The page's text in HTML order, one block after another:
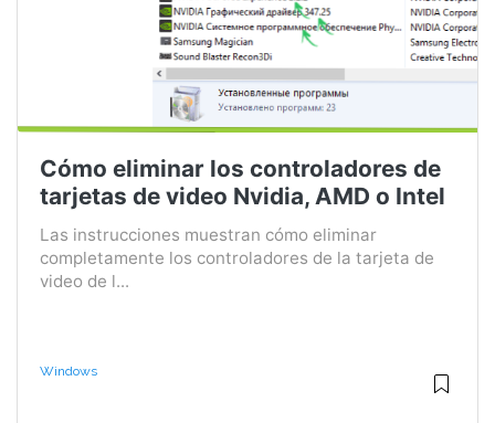
Cómo eliminar los controladores de
tarjetas de video Nvidia, AMD o Intel
Las instrucciones muestran cómo eliminar
completamente los controladores de la tarjeta de
video de l...
Windows